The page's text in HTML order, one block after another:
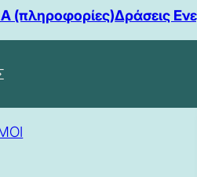
(πληροφορίες)Δράσεις